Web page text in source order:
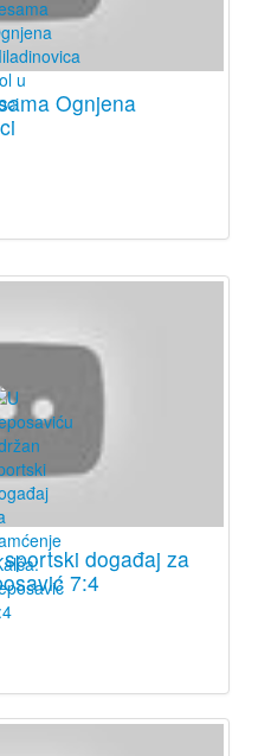
Ognjena
događaj za
7:4